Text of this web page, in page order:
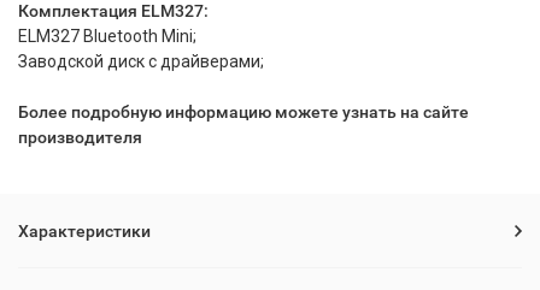
Комплектация ELM327:
ELM327 Bluetooth Mini;
Заводской диск с драйверами;
Более подробную информацию можете узнать на сайте
производителя
Характеристики